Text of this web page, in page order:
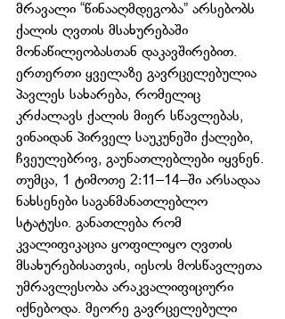
მრავალი “წინააღმდეგობა” არსებობს
ქალის ღვთის მსახურებაში
მონაწილეობასთან დაკავშირებით.
ერთერთი ყველაზე გავრცელებულია
პავლეს სახარება, რომელიც
კრძალავს ქალის მიერ სწავლებას,
ვინაიდან პირველ საუკუნეში ქალები,
ჩვეულებრივ, გაუნათლებლები იყვნენ.
თუმცა, 1 ტიმოთე 2:11–14–ში არსადაა
ნახსენები საგანმანათლებლო
სტატუსი. განათლება რომ
კვალიფიკაცია ყოფილიყო ღვთის
მსახურებისათვის, იესოს მოსწავლეთა
უმრავლესობა არაკვალიფიციური
იქნებოდა. მეორე გავრცელებული